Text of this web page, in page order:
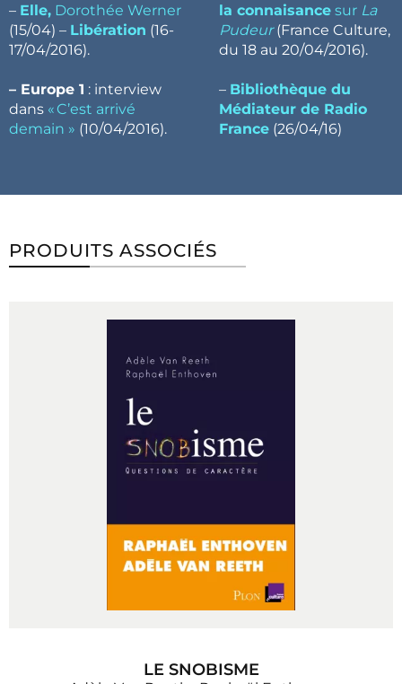
– Elle, Dorothée Werner
(15/04) – Libération (16-
17/04/2016).
– Europe 1 : interview
dans « C’est arrivé
demain » (10/04/2016).
la connaisance sur La
Pudeur(France Culture,
du 18 au 20/04/2016).
– Bibliothèque du
Médiateur de Radio
France (26/04/16)
PRODUITS ASSOCIÉS
LE SNOBISME